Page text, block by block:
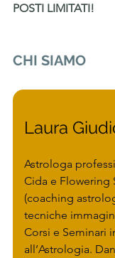
POSTI LIMITATI!
CHI SIAMO
Laura
Astrologa
Cida e
(coaching
tecniche
Corsi e Seminari
all’Astrologia.